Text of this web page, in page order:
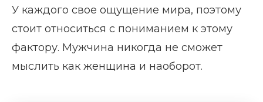
У каждого свое ощущение мира, поэтому
стоит относиться с пониманием к этому
фактору. Мужчина никогда не сможет
мыслить как женщина и наоборот.